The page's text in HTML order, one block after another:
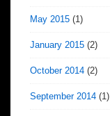
May 2015 (1)
January 2015 (2)
October 2014 (2)
September 2014 (1)